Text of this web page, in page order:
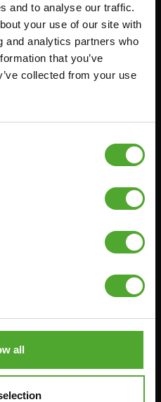
and to analyse our traffic.
your use of our site with
and analytics partners who
that you’ve
collected from your use
all
RACKS
Service
OUDE PRODUCTHANDLEIDINGEN
RUILEN EN RETOURNEREN
KLACHTENPAGINA